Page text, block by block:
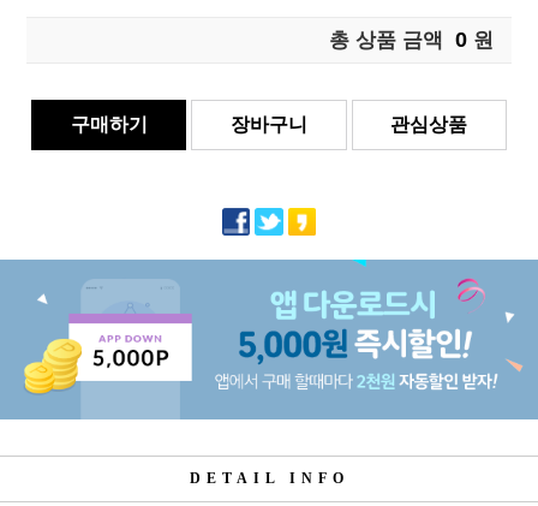
총 상품 금액 0 원
구매하기 장바구니 관심상품
DETAIL INFO